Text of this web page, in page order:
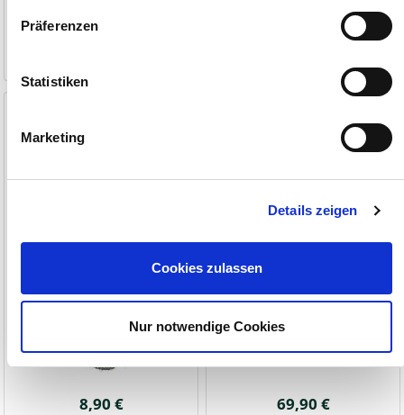
Präferenzen
Statistiken
Marketing
Details zeigen
Cookies zulassen
Nur notwendige Cookies
Maschenweite 5 x 5 cm
8,90 € 69,90 €